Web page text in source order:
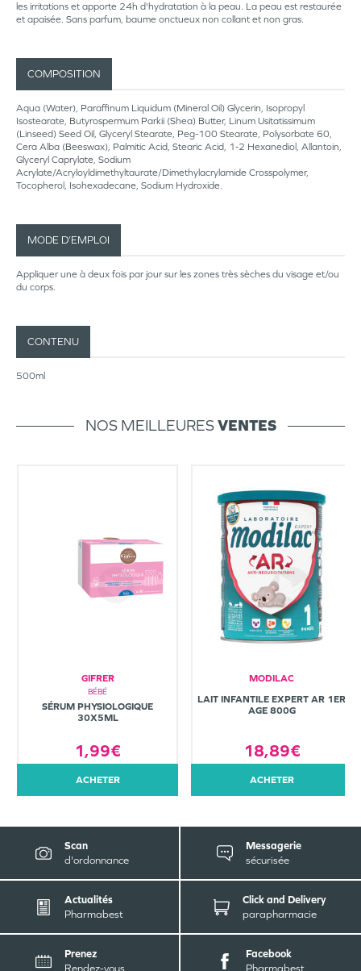
les irritations et apporte 24h d'hydratation à la peau. La peau est restaurée
et apaisée. Sans parfum, baume onctueux non collant et non gras.
COMPOSITION
Aqua (Water), Paraffinum Liquidum (Mineral Oil) Glycerin, Isopropyl
Isostearate, Butyrospermum Parkii (Shea) Butter, Linum Usitatissimum
(Linseed) Seed Oil, Glyceryl Stearate, Peg-100 Stearate, Polysorbate 60,
Cera Alba (Beeswax), Palmitic Acid, Stearic Acid, 1-2 Hexanediol, Allantoin,
Glyceryl Caprylate, Sodium
Acrylate/Acryloyldimethyltaurate/Dimethylacrylamide Crosspolymer,
Tocopherol, Isohexadecane, Sodium Hydroxide.
MODE D’EMPLOI
Appliquer une à deux fois par jour sur les zones très sèches du visage et/ou
du corps.
CONTENU
500ml
NOS MEILLEURESVENTES
GIFRER
BÉBÉ
SÉRUM PHYSIOLOGIQUE
30X5ML
1,99€
ACHETER
MODILAC
LAIT INFANTILE EXPERT AR 1ER
AGE 800G
18,89€
ACHETER
Scan
d'ordonnance
Messagerie
sécurisée
Actualités
Pharmabest
Click and Delivery
parapharmacie
Prenez
Rendez-vous
Facebook
Pharmabest